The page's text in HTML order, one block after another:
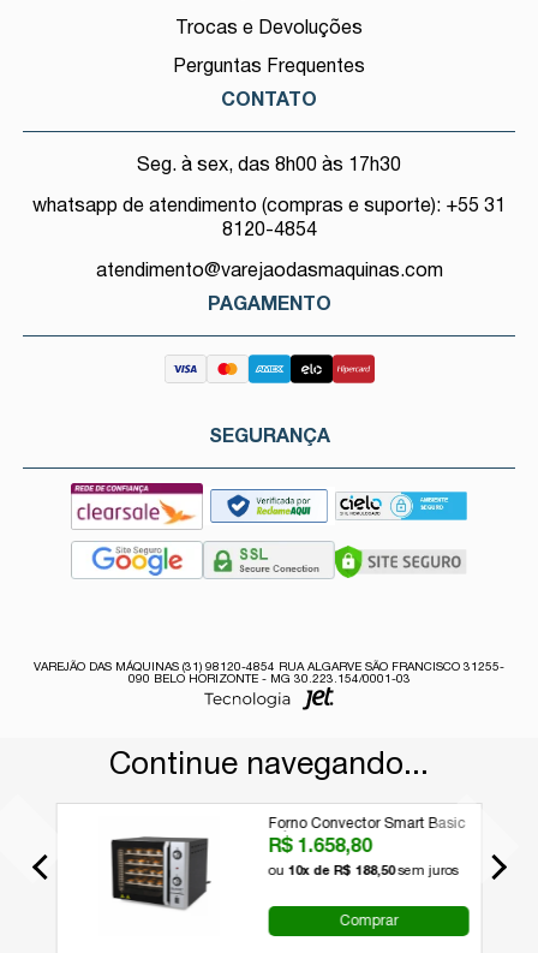
Trocas e Devoluções
Perguntas Frequentes
CONTATO
Seg. à sex, das 8h00 às 17h30
whatsapp de atendimento (compras e suporte): +55 31
8120-4854
atendimento@varejaodasmaquinas.com
PAGAMENTO
SEGURANÇA
VAREJÃO DAS MÁQUINAS (31) 98120-4854 RUA ALGARVE SÃO FRANCISCO 31255-
090 BELO HORIZONTE - MG 30.223.154/0001-03